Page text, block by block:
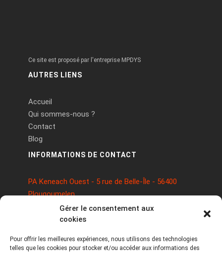
Gérer le consentement aux
cookies
Pour offrir les meilleures expériences, nous utilisons des technologies
telles que les cookies pour stocker et/ou accéder aux informations des
Ce site est proposé par l'entreprise MPDYS
AUTRES LIENS
Accueil
Qui sommes-nous ?
Contact
Blog
INFORMATIONS DE CONTACT
PA Keneach Ouest - 5 rue de Belle-Île - 56400
Plougoumelen
contact@logiciels-etiquettes.com
09 71 37 25 93